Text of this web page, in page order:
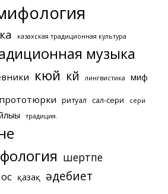
казахская традиционная культура
музыка
кюй күй лингвистика миф
прототюрки ритуал сал-сери сери
традиция.
шертпе
қазақ әдебиет